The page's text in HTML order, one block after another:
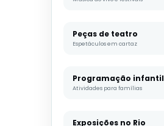
Peças de teatro
Espetáculos em cartaz
Programação infantil
Atividades para famílias
Exposições no Rio